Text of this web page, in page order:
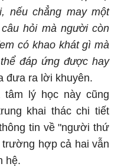
nếu chẳng may một
hỏi mà người còn
có khao khát gì mà
đáp ứng được hay
đưa ra lời khuyên.
lý học này cũng
khai thác chi tiết
tin về "người thứ
hợp cả hai vẫn
hệ.